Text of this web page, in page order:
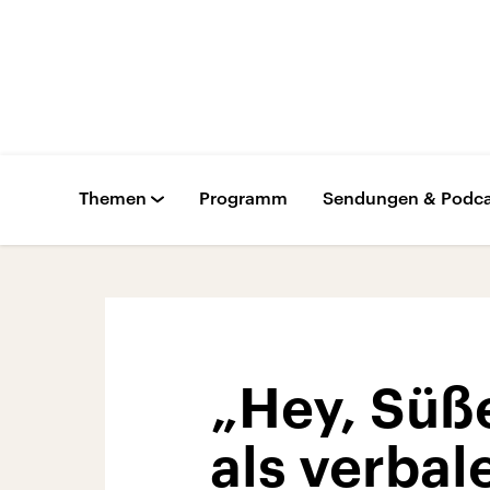
Themen Programm Sendungen &
„Hey,
als